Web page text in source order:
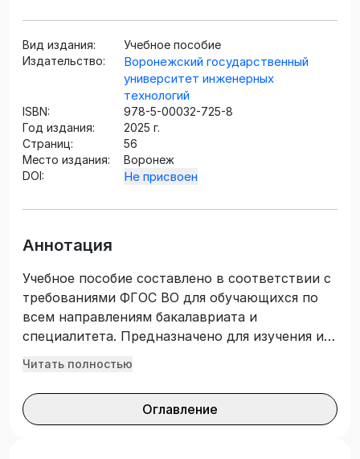
Вид издания:
Учебное пособие
Издательство:
Воронежский государственный
университет инженерных
технологий
ISBN:
978-5-00032-725-8
Год издания:
2025 г.
Страниц:
56
Место издания:
Воронеж
DOI:
Не присвоен
Аннотация
Учебное пособие составлено в соответствии с
требованиями ФГОС ВО для обучающихся по
всем направлениям бакалавриата и
специалитета. Предназначено для изучения и
закрепления студентами практических
«Спортивные игры: Баскетбол» элективного
курса физической культуры и спорта на
Читать полностью
Оглавление